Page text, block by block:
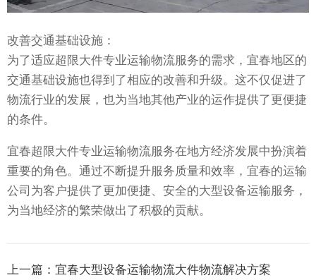
改善交通基础设施：
为了适应超限大件专业运输物流服务的需求，宜春地区的
交通基础设施也得到了相应的改善和升级。这不仅促进了
物流行业的发展，也为当地其他产业的运作提供了更便捷
的条件。
宜春超限大件专业运输物流服务在地方经济发展中扮演着
重要的角色。通过不断提升服务质量和效率，宜春的运输
公司为客户提供了更加便捷、安全的大型设备运输服务，
为当地经济的繁荣做出了积极的贡献。
上一篇： 宜春大型设备运输物流大件物流解决方案